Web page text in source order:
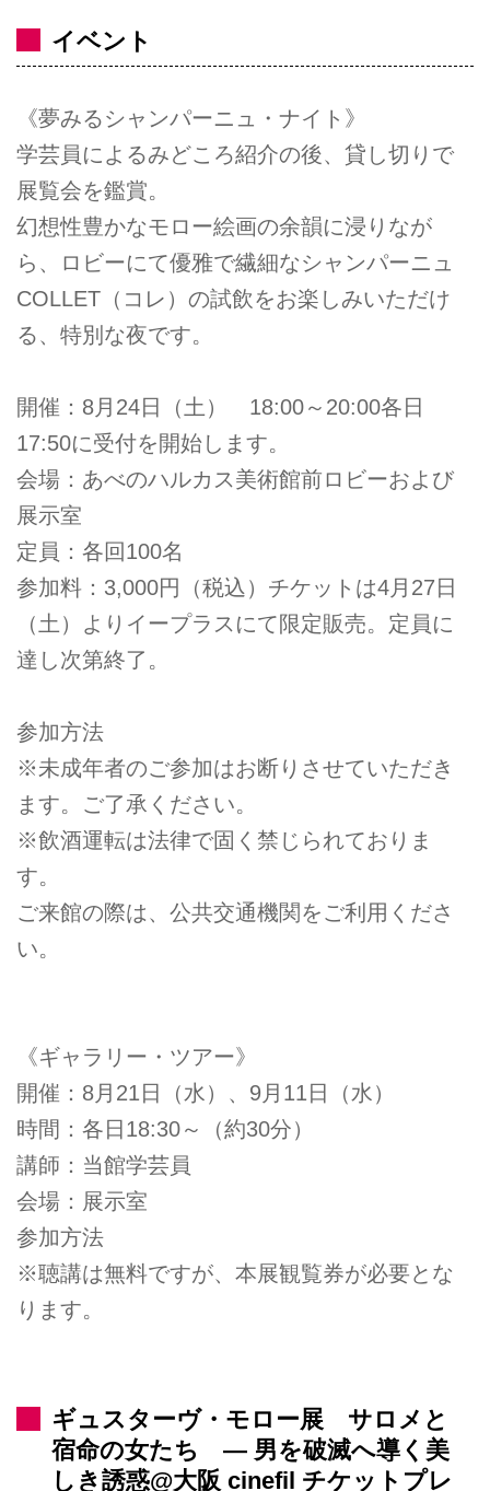
イベント
《夢みるシャンパーニュ・ナイト》
学芸員によるみどころ紹介の後、貸し切りで
展覧会を鑑賞。
幻想性豊かなモロー絵画の余韻に浸りなが
ら、ロビーにて優雅で繊細なシャンパーニュ
COLLET（コレ）の試飲をお楽しみいただけ
る、特別な夜です。
開催：8月24日（土） 18:00～20:00各日
17:50に受付を開始します。
会場：あべのハルカス美術館前ロビーおよび
展示室
定員：各回100名
参加料：3,000円（税込）チケットは4月27日
（土）よりイープラスにて限定販売。定員に
達し次第終了。
参加方法
※未成年者のご参加はお断りさせていただき
ます。ご了承ください。
※飲酒運転は法律で固く禁じられておりま
す。
ご来館の際は、公共交通機関をご利用くださ
い。
《ギャラリー・ツアー》
開催：8月21日（水）、9月11日（水）
時間：各日18:30～（約30分）
講師：当館学芸員
会場：展示室
参加方法
※聴講は無料ですが、本展観覧券が必要とな
ります。
ギュスターヴ・モロー展 サロメと
宿命の女たち ― 男を破滅へ導く美
しき誘惑@大阪 cinefil チケットプレ